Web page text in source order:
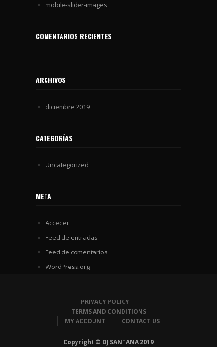
mobile-slider-images
COMENTARIOS RECIENTES
ARCHIVOS
diciembre 2019
CATEGORÍAS
Uncategorized
META
Acceder
Feed de entradas
Feed de comentarios
WordPress.org
PRIVACY POLICY
TERMS AND CONDITIONS
MY ACCOUNT
CONTACT US
Copyright © DJ SANTANA 2019